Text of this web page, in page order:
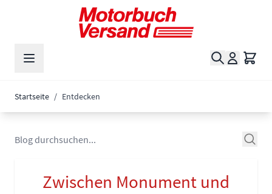
Zum Inhalt springen
Suche
Startseite / Entdecken
Zwischen Monument und